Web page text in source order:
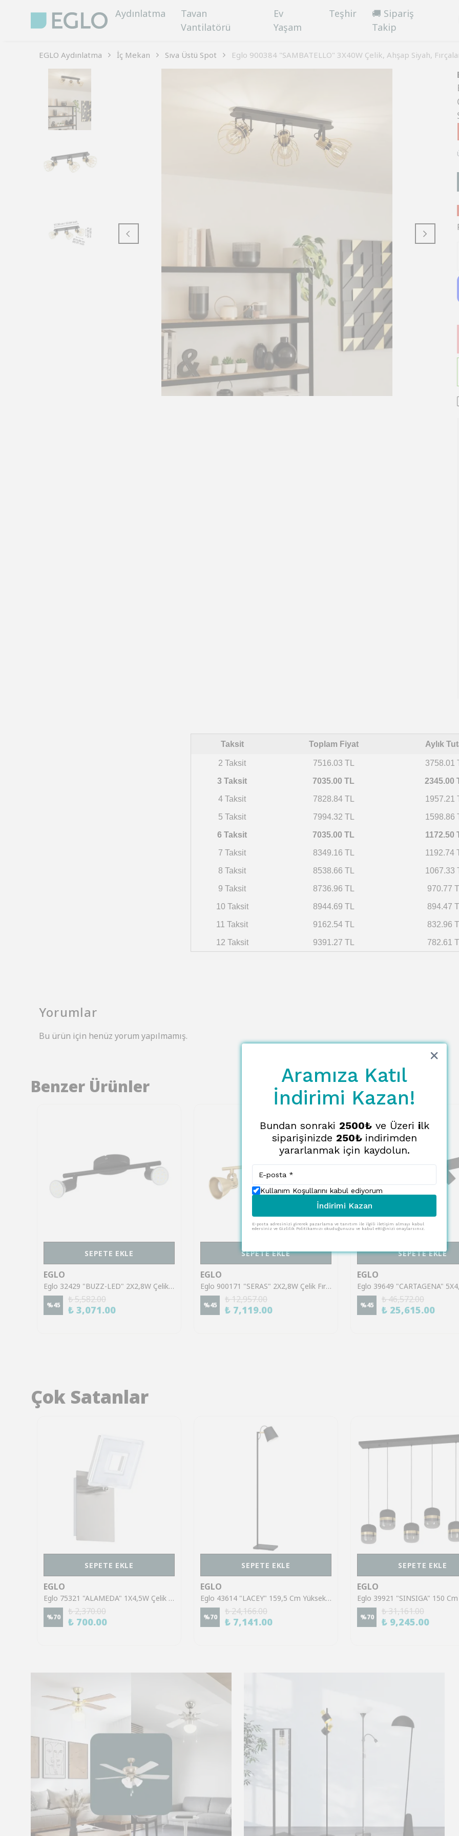
Aydınlatma
Tavan
Vantilatörü
Ev
Yaşam
Teşhir
🚚 Sipariş
Takip
EGLO Aydınlatma İç Mekan Sıva Üstü Spot Eglo 900384 "SAMBATELLO" 3X40W Çelik, Ahşap Siyah,
Taksit Toplam Fiyat Aylık
2 Taksit 7516.03 TL 3758.01
3 Taksit 7035.00 TL 2345.00
4 Taksit 7828.84 TL 1957.21
5 Taksit 7994.32 TL 1598.86
6 Taksit 7035.00 TL 1172.50
7 Taksit 8349.16 TL 1192.74
8 Taksit 8538.66 TL 1067.33
9 Taksit 8736.96 TL 970.77
10 Taksit 8944.69 TL 894.47
11 Taksit 9162.54 TL 832.96
12 Taksit 9391.27 TL 782.61
Yorumlar
Bu ürün için henüz yorum yapılmamış.
Benzer Ürünler
SEPETE EKLE
EGLO
Eglo 32429 "BUZZ-LED" 2X2,8W Çelik Siyah Sıva Üstü Spot
%45
₺ 5,582.00
₺ 3,071.00
SEPETE EKLE
EGLO
Eglo 900171 "SERAS" 2X2,8W Çelik Fırçalanmış Pirinç, Gold Sıva Üstü Spot
%45
₺ 12,957.00
₺ 7,119.00
SEPETE EKLE
EGLO
%45
₺ 46,572.00
₺ 25,615.00
Çok Satanlar
SEPETE EKLE
EGLO
Eglo 75321 "ALAMEDA" 1X4,5W Çelik Nikel Mat Sıva Üstü Spot
%70
₺ 2,370.00
₺ 700.00
SEPETE EKLE
EGLO
Eglo 43614 "LACEY" 159,5 Cm Yüksekliğinde Çelik, Ahşap Köşe Lambası Lambader
%70
₺ 24,166.00
₺ 7,141.00
SEPETE EKLE
EGLO
%70
₺ 31,161.00
₺ 9,245.00
Aramıza Katıl
İndirimi Kazan!
Bundan sonraki 2500₺ve Üzeri ilk
siparişinizde 250₺ indirimden
yararlanmak için kaydolun.
Kullanım Koşullarını kabul ediyorum
İndirimi Kazan
E-posta adresinizi girerek pazarlama ve tanıtım ile ilgili iletişim almayı kabul
edersiniz ve Gizlilik Politikamızı okuduğunuzu ve kabul ettiğinizi onaylarsınız.